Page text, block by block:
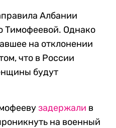
Албании
Тимофеевой. Однако
на отклонении
что в России
будут
задержали в
на военный